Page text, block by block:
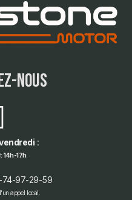
nous
:
14h-17h
74-97-29-59
appel local.